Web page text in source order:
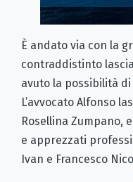
È andato via con la
contraddistinto
avuto la possibilità
L’avvocato Alfonso
Rosellina Zumpano,
e apprezzati
Ivan e Francesco